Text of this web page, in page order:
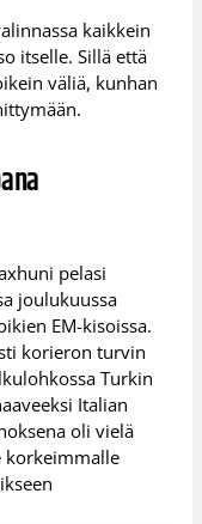
kaikkein
itselle. Sillä että
väliä, kunhan
pelasi
joulukuussa
EM-kisoissa.
korieron turvin
Turkin
Italian
oli vielä
korkeimmalle